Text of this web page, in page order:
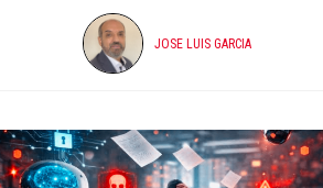
JOSE LUIS GARCIA